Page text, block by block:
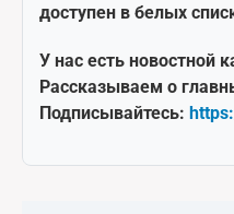
доступен в белых
У нас есть новостной
Рассказываем о
Подписывайтесь: